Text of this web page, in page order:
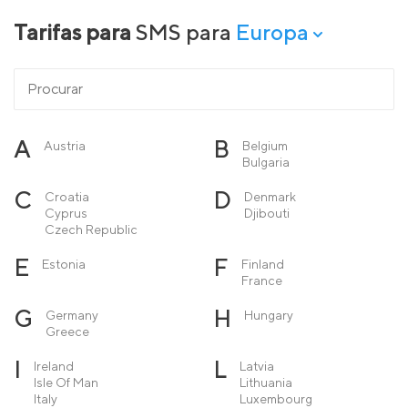
Tarifas para SMS para Europa
A Austria B
Belgium
Bulgaria
C
Croatia
Cyprus
Czech Republic
D
Denmark
Djibouti
E Estonia F
Finland
France
G
Germany
Greece
H Hungary
I
Ireland
Isle Of Man
Italy
L
Latvia
Lithuania
Luxembourg